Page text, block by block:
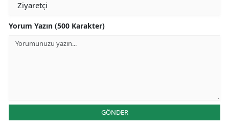
Yorum Yazın (500 Karakter)
GÖNDER